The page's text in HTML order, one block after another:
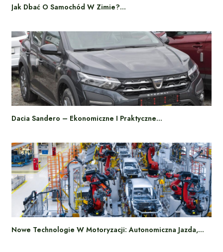
Jak Dbać O Samochód W Zimie?…
Dacia Sandero – Ekonomiczne I Praktyczne…
Nowe Technologie W Motoryzacji: Autonomiczna Jazda,…